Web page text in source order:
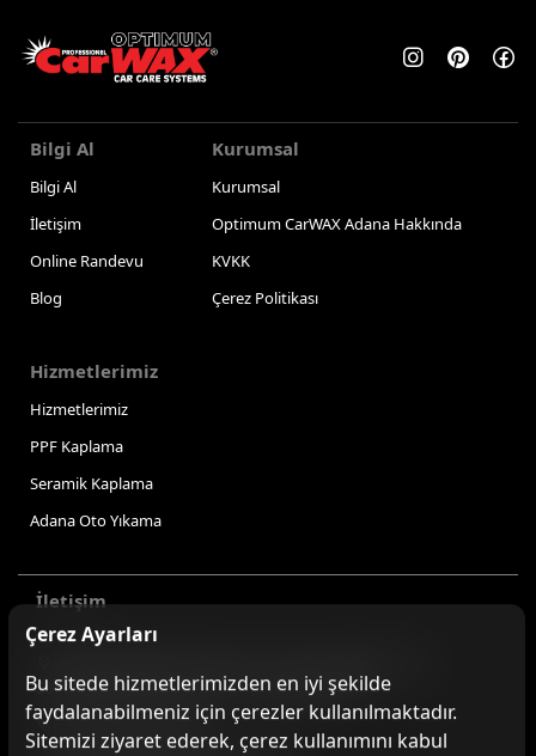
Bilgi Al
Bilgi Al
İletişim
Online Randevu
Blog
Kurumsal
Kurumsal
Optimum CarWAX Adana Hakkında
KVKK
Çerez Politikası
Hizmetlerimiz
Hizmetlerimiz
PPF Kaplama
Seramik Kaplama
Adana Oto Yıkama
İletişim
Sabancı Blv. No:28, 01220 Yüreğir/Adana
+90 545 100 22 23
Çerez Ayarları
Bu sitede hizmetlerimizden en iyi şekilde
faydalanabilmeniz için çerezler kullanılmaktadır.
Sitemizi ziyaret ederek, çerez kullanımını kabul